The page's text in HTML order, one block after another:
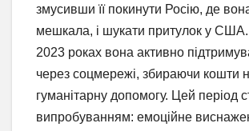
змусивши її покинути Росію, де
мешкала, і шукати притулок у
2023 роках вона активно
через соцмережі, збираючи кошти
гуманітарну допомогу. Цей період
випробуванням: емоційне